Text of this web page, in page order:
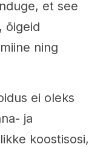
et see
õigeid
ning
ei oleks
ja
koostisosi,